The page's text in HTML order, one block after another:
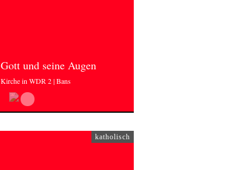
Gott und seine Augen
Kirche in WDR 2 | Bans
katholisch